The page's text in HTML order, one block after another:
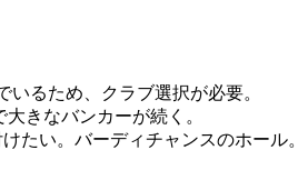
るため、クラブ選択が必要。
きなバンカーが続く。
たい。バーディチャンスのホール。